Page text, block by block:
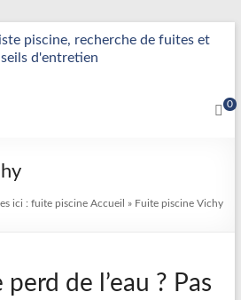
0
ici : fuite piscineAccueil » Fuite piscine Vichy
de l’eau ? Pas